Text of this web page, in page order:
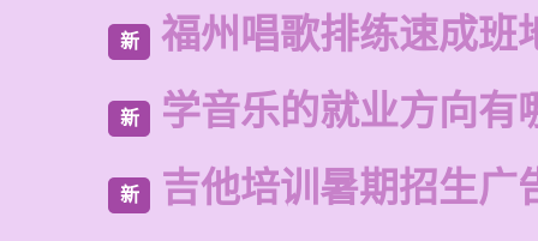
新 福州唱歌排练速成班
新 学音乐的就业方向有
新 吉他培训暑期招生广